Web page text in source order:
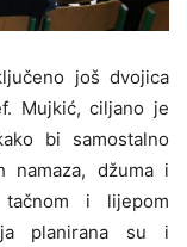
još dvojica
Mujkić, ciljano je
bi samostalno
namaza, džuma i
i lijepom
planirana su i